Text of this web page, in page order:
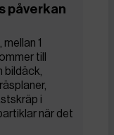
påverkan
1
till
bildäck,
i
när det